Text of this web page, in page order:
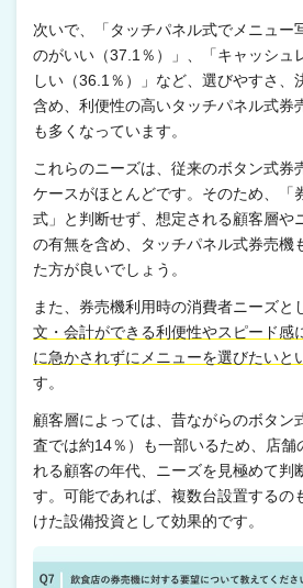
次いで、「タッチパネル式でメニュー
のがいい（37.1％）」、「キャッシュ
しい（36.1％）」など、選びやすさ、
含め、利便性の高いタッチパネル式券
も多くなっています。
これらのニーズは、従来のボタン式券
ケースがほとんどです。そのため、「
式」と判断せず、想定される顧客層や
の有無を含め、タッチパネル式券売機
た方が良いでしょう。
また、券売機利用時の消費者ニーズと
文・会計ができる利便性やスピード感
に急かされずにメニューを選びたいと
す。
顧客層によっては、昔ながらのボタン
査では約14％）も一部いるため、店舗
れる顧客の年代、ニーズを見極めて判
す。可能であれば、複数台設置するの
けた設備投資として効果的です。